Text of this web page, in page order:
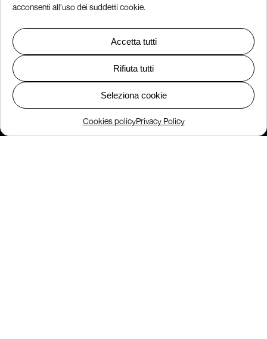
acconsenti all’uso dei suddetti cookie.
Accetta tutti
Rifiuta tutti
Seleziona cookie
Cookies policyPrivacy Policy